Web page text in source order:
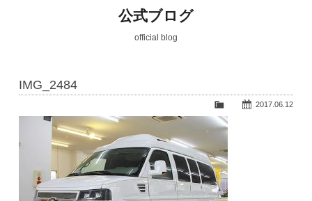
新車情報
在庫車情報
会社紹介
スタッフ募集
公式ブログ
official blog
IMG_2484
2017.06.12